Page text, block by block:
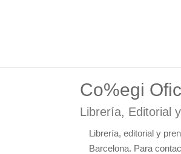
Co%egi
Librería, Editorial
Librería, editorial y
Barcelona. Para